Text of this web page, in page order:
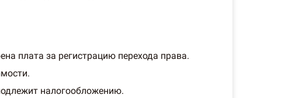
плата за регистрацию перехода права.
налогообложению.